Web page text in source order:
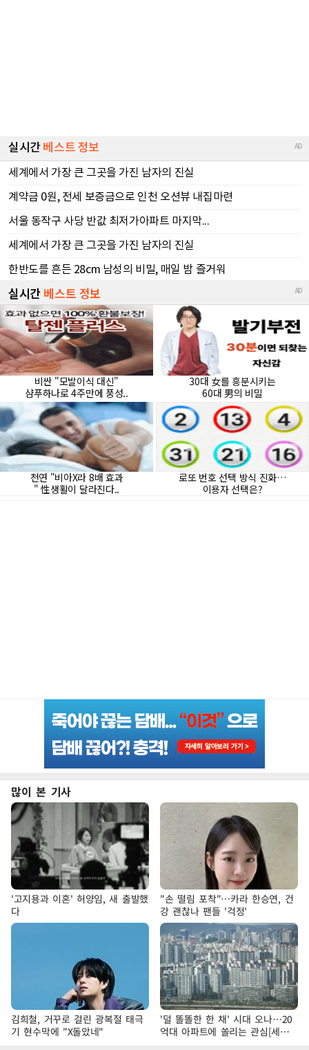
많이 본 기사
'고지용과 이혼' 허양임, 새 출발했
다
"손 떨림 포착"…카라 한승연, 건
강 괜찮나 팬들 '걱정'
김희철, 거꾸로 걸린 광복절 태극
기 현수막에 "X돌았네"
'덜 똘똘한 한 채' 시대 오나…20
억대 아파트에 쏠리는 관심[세제
개편, 그 이후②]